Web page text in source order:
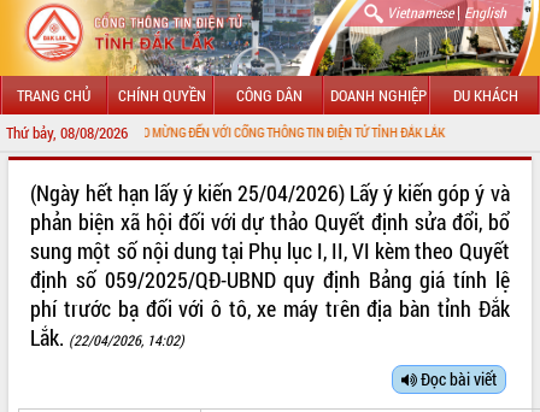
Vietnamese| English
TRANG CHỦ CHÍNH QUYỀN CÔNG DÂN DOANH NGHIỆP DU KHÁCH
Thứ bảy, 08/08/2026CHÀO MỪNG ĐẾN VỚI CỔNG THÔNG TIN ĐIỆN TỬ TỈNH ĐẮK LẮK
LÃNH ĐẠO UBND TỈNH
TIN TỨC SỰ KIỆN
SỞ, BAN, NGÀNH
(Ngày hết hạn lấy ý kiến 25/04/2026) Lấy ý kiến góp ý và
phản biện xã hội đối với dự thảo Quyết định sửa đổi, bổ
sung một số nội dung tại Phụ lục I, II, VI kèm theo Quyết
định số 059/2025/QĐ-UBND quy định Bảng giá tính lệ
phí trước bạ đối với ô tô, xe máy trên địa bàn tỉnh Đắk
Lắk. (22/04/2026, 14:02)
Đọc bài viết